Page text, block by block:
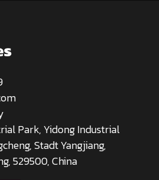
Park, Yidong Industrial
Stadt Yangjiang,
529500, China